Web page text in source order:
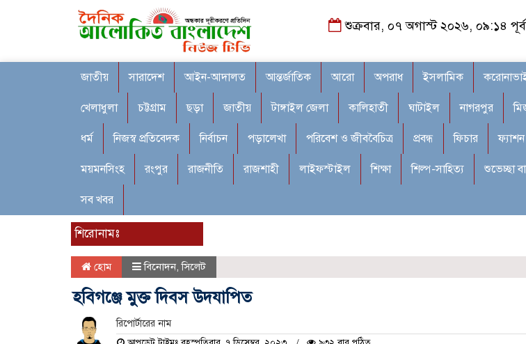
শুক্রবার, ০৭ অগাস্ট ২০২৬, ০৯:১৪
জাতীয় সারাদেশ আইন-আদালত আন্তর্জাতিক আরো অপরাধ ইসলামিক
খেলাধুলা চট্টগ্রাম ছড়া জাতীয় টাঙ্গাইল জেলা কালিহাতী ঘাটাইল নাগরপুর
ধর্ম নিজস্ব প্রতিবেদক নির্বাচন পড়ালেখা পরিবেশ ও জীববৈচিত্র প্রবন্ধ ফিচার ফ্যাশন
ময়মনসিংহ রংপুর রাজনীতি রাজশাহী লাইফস্টাইল শিক্ষা শিল্প-সাহিত্য শুভেচ্ছা
সব খবর
শিরোনামঃ
হোম বিনোদন,সিলেট
হবিগঞ্জে মুক্ত দিবস উদযাপিত
রিপোর্টারের নাম